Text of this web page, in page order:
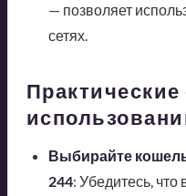
— позволяет
сетях.
Выбирайте
244: Убедитесь,